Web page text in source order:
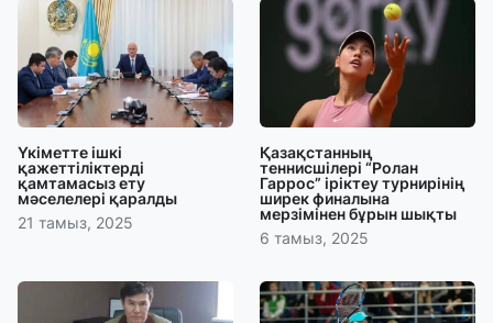
Үкіметте ішкі
қажеттіліктерді
қамтамасыз ету
мәселелері қаралды
21 тамыз, 2025
Қазақстанның
теннисшілері “Ролан
Гаррос” іріктеу турнирінің
ширек финалына
мерзімінен бұрын шықты
6 тамыз, 2025